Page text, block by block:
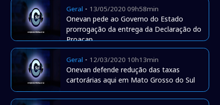
Geral - 13/05/2020 09h58min
Onevan pede ao Governo do Estado
prorrogação da entrega da Declaração do
Proacap
Geral - 12/03/2020 10h13min
Onevan defende redução das taxas
cartorárias aqui em Mato Grosso do Sul